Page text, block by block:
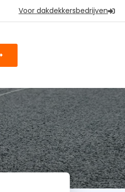
Voor dakdekkersbedrijven